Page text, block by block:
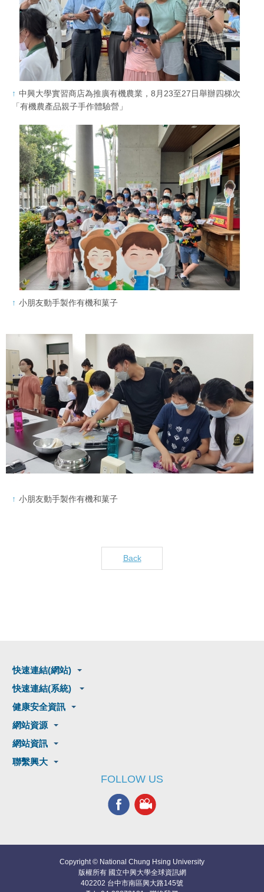
中興大學實習商店為推廣有機農業，8月23至27日舉辦四梯次
「有機農產品親子手作體驗營」
小朋友動手製作有機和菓子
小朋友動手製作有機和菓子
Back
快速連結(網站)
快速連結(系統)
健康安全資訊
網站資源
網站資訊
聯繫興大
FOLLOW US
Copyright © National Chung Hsing University
版權所有 國立中興大學全球資訊網
402202 台中市南區興大路145號